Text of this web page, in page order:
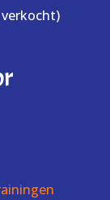
verkocht)